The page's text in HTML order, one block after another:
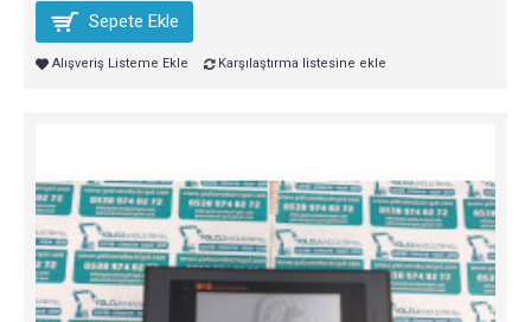
Sepete Ekle
Alışveriş Listeme Ekle Karşılaştırma listesine ekle